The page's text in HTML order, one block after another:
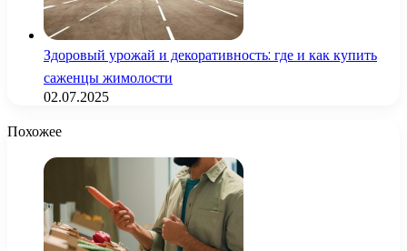
Здоровый урожай и декоративность: где и как купить
саженцы жимолости
02.07.2025
Похожее